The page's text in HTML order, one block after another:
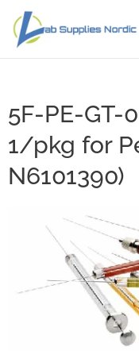
5F-PE-GT-
1/pkg for
N6101390)